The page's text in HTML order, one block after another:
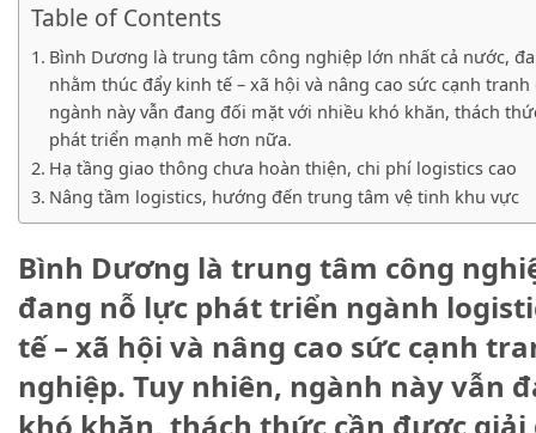
Table of Contents
Bình Dương là trung tâm công nghiệp lớn nhất cả nước,
nhằm thúc đẩy kinh tế – xã hội và nâng cao sức cạnh
ngành này vẫn đang đối mặt với nhiều khó khăn, thách
phát triển mạnh mẽ hơn nữa.
Hạ tầng giao thông chưa hoàn thiện, chi phí logistics cao
Nâng tầm logistics, hướng đến trung tâm vệ tinh khu vực
Bình Dương là trung tâm công
đang nỗ lực phát triển ngành
tế – xã hội và nâng cao sức cạnh
nghiệp. Tuy nhiên, ngành này vẫn